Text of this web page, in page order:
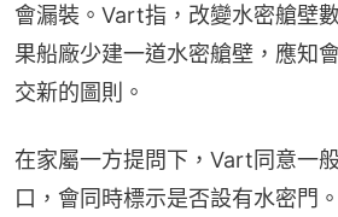
會漏裝。Vart指，改變水密艙壁
果船廠少建一道水密艙壁，應知
交新的圖則。
在家屬一方提問下，Vart同意一
口，會同時標示是否設有水密門